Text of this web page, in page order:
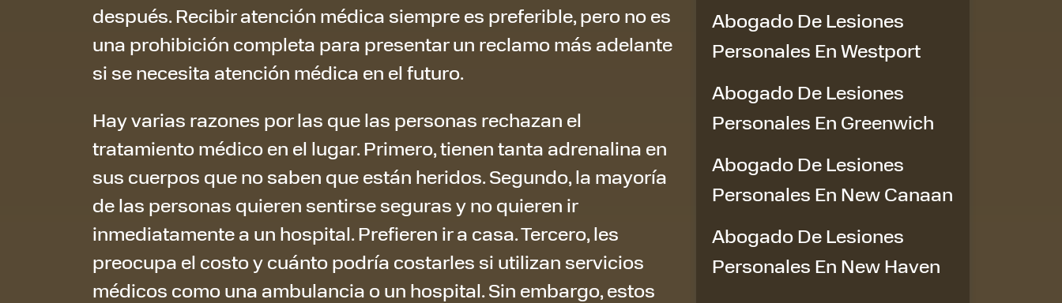
después. Recibir atención médica siempre es preferible, pero no es
una prohibición completa para presentar un reclamo más adelante
si se necesita atención médica en el futuro.
Hay varias razones por las que las personas rechazan el
tratamiento médico en el lugar. Primero, tienen tanta adrenalina en
sus cuerpos que no saben que están heridos. Segundo, la mayoría
de las personas quieren sentirse seguras y no quieren ir
inmediatamente a un hospital. Prefieren ir a casa. Tercero, les
preocupa el costo y cuánto podría costarles si utilizan servicios
médicos como una ambulancia o un hospital. Sin embargo, estos
Abogado De Lesiones
Personales En Westport
Abogado De Lesiones
Personales En Greenwich
Abogado De Lesiones
Personales En New Canaan
Abogado De Lesiones
Personales En New Haven